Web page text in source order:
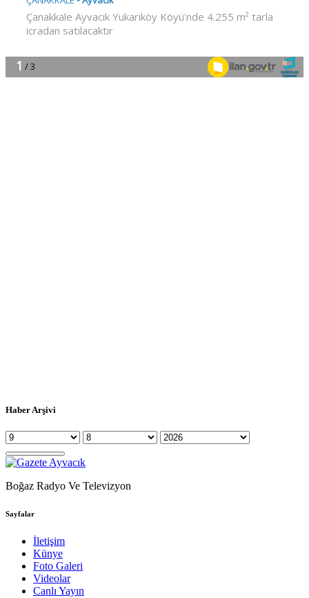
Haber Arşivi
Boğaz Radyo Ve Televizyon
Sayfalar
İletişim
Künye
Foto Galeri
Videolar
Canlı Yayın